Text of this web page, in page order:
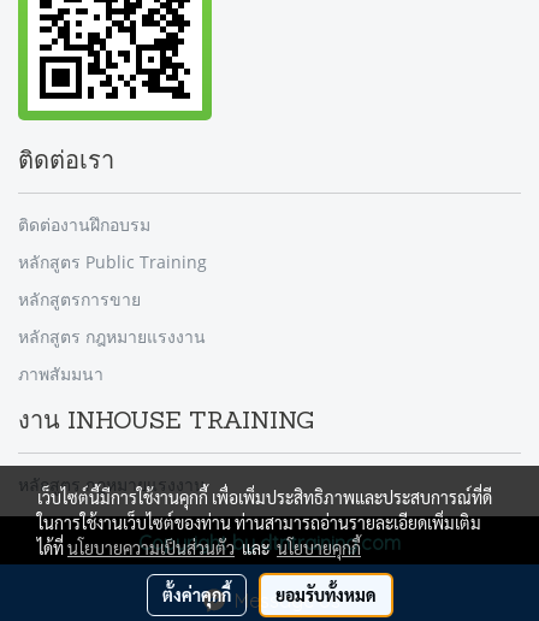
Message Us
ติดต่อเรา
ติดต่องานฝึกอบรม
หลักสูตร Public Training
หลักสูตรการขาย
หลักสูตร กฎหมายแรงงาน
ภาพสัมมนา
งาน INHOUSE TRAINING
หลักสูตร กฎหมายแรงงาน
Copyright by dtntraining.com
ผู้เข้าชมวันนี้ 1
เว็บไซต์นี้มีการใช้งานคุกกี้ เพื่อเพิ่มประสิทธิภาพและประสบการณ์ที่ดี
ในการใช้งานเว็บไซต์ของท่าน ท่านสามารถอ่านรายละเอียดเพิ่มเติม
ได้ที่นโยบายความเป็นส่วนตัวและนโยบายคุกกี้
ตั้งค่าคุกกี้ ยอมรับทั้งหมด